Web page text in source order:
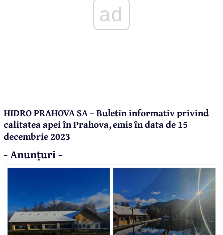
ad
HIDRO PRAHOVA SA – Buletin informativ privind
calitatea apei în Prahova, emis în data de 15
decembrie 2023
- Anunțuri -